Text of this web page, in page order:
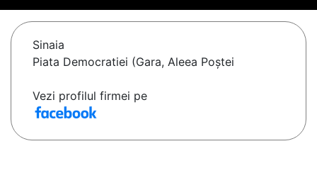
Sinaia
Piata Democratiei (Gara, Aleea Poștei
Vezi profilul firmei pe